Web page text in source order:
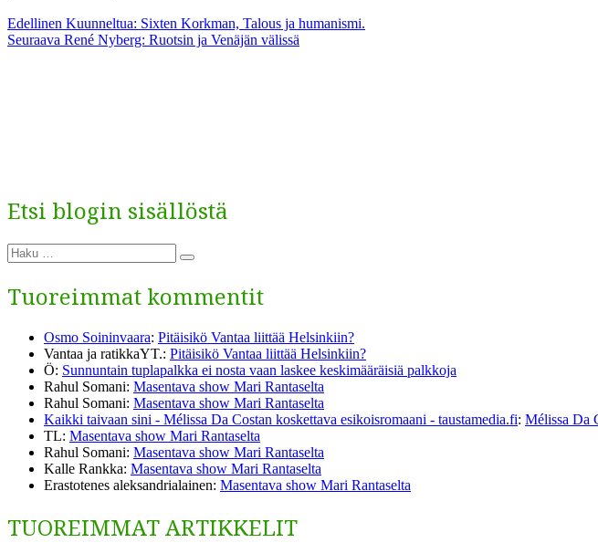
Artikkelien
Edellinen Edellinen
artikkeli:
Kuunneltua: Sixten Korkman, Talous ja humanismi.
Seuraava Seuraava
René Nyberg: Ruotsin ja Venäjän välissä
Etsi blogin sisällöstä
Etsi:
Haku
Tuoreimmat kommentit
Osmo Soininvaara: Pitäisikö Vantaa liittää Helsinkiin?
Vantaa ja ratikkaYT.: Pitäisikö Vantaa liittää Helsinkiin?
Ö: Sunnuntain tuplapalkka ei nosta vaan laskee keskimääräisiä palkkoja
Rahul Somani: Masentava show Mari Rantaselta
Rahul Somani: Masentava show Mari Rantaselta
Kaikki taivaan sini - Mélissa Da Costan koskettava esikoisromaani - taustamedia.fi: Mélissa Da
TL: Masentava show Mari Rantaselta
Rahul Somani: Masentava show Mari Rantaselta
Kalle Rankka: Masentava show Mari Rantaselta
Erastotenes aleksandrialainen: Masentava show Mari Rantaselta
TUOREIMMAT ARTIKKELIT